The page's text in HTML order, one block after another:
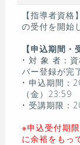
【指導者資
の受付を開始
【申込期間・
• 対 象 者：
バー登録が完
• 申込期間：
（金）23:59
• 受講期限：
※申込受付期
に余裕をもっ